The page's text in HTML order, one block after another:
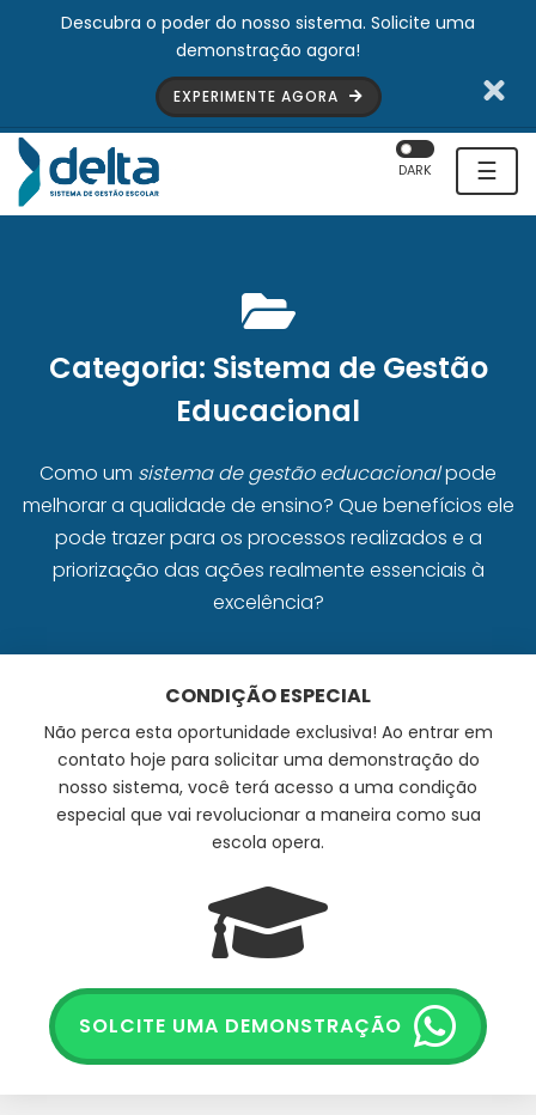
Descubra o poder do nosso sistema. Solicite uma
demonstração agora!
EXPERIMENTE AGORA
☰
DARK
Categoria: Sistema de Gestão
Educacional
Como um sistema de gestão educacionalpode
melhorar a qualidade de ensino? Que benefícios ele
pode trazer para os processos realizados e a
priorização das ações realmente essenciais à
excelência?
CONDIÇÃO ESPECIAL
Não perca esta oportunidade exclusiva! Ao entrar em
contato hoje para solicitar uma demonstração do
nosso sistema, você terá acesso a uma condição
especial que vai revolucionar a maneira como sua
escola opera.
SOLCITE UMA DEMONSTRAÇÃO